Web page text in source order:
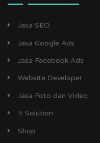
Jasa SEO
Jasa Google Ads
Jasa Facebook Ads
Website Developer
Jasa Foto dan Video
It Solution
Shop